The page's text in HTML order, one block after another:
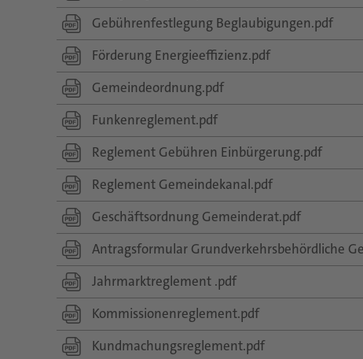
Gebührenfestlegung Beglaubigungen.pdf
Förderung Energieeffizienz.pdf
Gemeindeordnung.pdf
Funkenreglement.pdf
Reglement Gebühren Einbürgerung.pdf
Reglement Gemeindekanal.pdf
Geschäftsordnung Gemeinderat.pdf
Antragsformular Grundverkehrsbehördliche
Jahrmarktreglement .pdf
Kommissionenreglement.pdf
Kundmachungsreglement.pdf